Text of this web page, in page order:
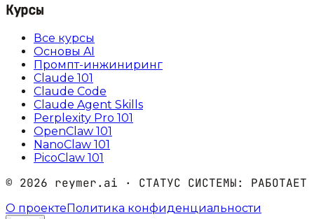
Курсы
Все курсы
Основы AI
Промпт-инжиниринг
Claude 101
Claude Code
Claude Agent Skills
Perplexity Pro 101
OpenClaw 101
NanoClaw 101
PicoClaw 101
© 2026 reymer.ai · СТАТУС СИСТЕМЫ: РАБОТАЕТ
О проектеПолитика конфиденциальности